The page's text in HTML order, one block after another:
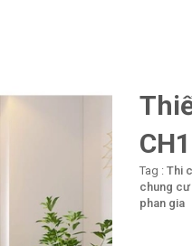
Tag : Thi
chung cư
phan gia